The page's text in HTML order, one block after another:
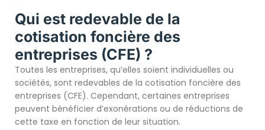
Qui est redevable de la
cotisation foncière des
entreprises (CFE) ?
Toutes les entreprises, qu’elles soient individuelles ou
sociétés, sont redevables de la cotisation foncière des
entreprises (CFE). Cependant, certaines entreprises
peuvent bénéficier d’exonérations ou de réductions de
cette taxe en fonction de leur situation.